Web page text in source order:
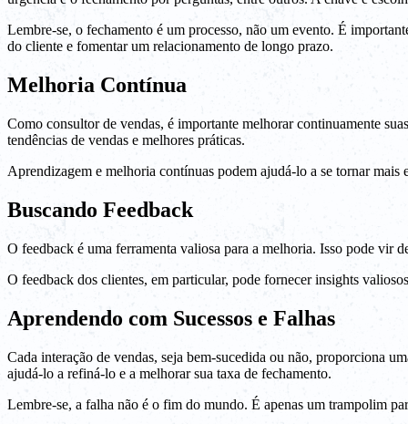
Lembre-se, o fechamento é um processo, não um evento. É
do cliente e fomentar um relacionamento de longo prazo.
Melhoria Contínua
Como consultor de vendas, é importante melhorar continuamente
tendências de vendas e melhores práticas.
Aprendizagem e melhoria contínuas podem ajudá-lo a se tornar mais
Buscando Feedback
O feedback é uma ferramenta valiosa para a melhoria. Isso pode vir
O feedback dos clientes, em particular, pode fornecer insights
Aprendendo com Sucessos e Falhas
Cada interação de vendas, seja bem-sucedida ou não, proporciona
ajudá-lo a refiná-lo e a melhorar sua taxa de fechamento.
Lembre-se, a falha não é o fim do mundo. É apenas um trampolim